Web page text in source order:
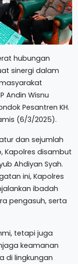
hubungan
sinergi dalam
Andin Wisnu
Pesantren KH.
(6/3/2025).
dan sejumlah
Kapolres disambut
Ahdiyan Syah.
ini, Kapolres
ibadah
pengasuh, serta
tetapi juga
keamanan
di lingkungan